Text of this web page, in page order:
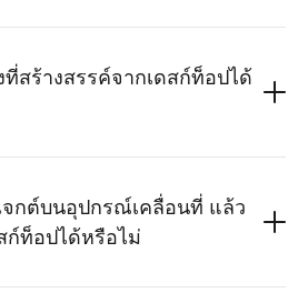
สร้างสรรค์จากเดสก์ท็อปได้
จกต์บนอุปกรณ์เคลื่อนที่ แล้ว
ก์ท็อปได้หรือไม่